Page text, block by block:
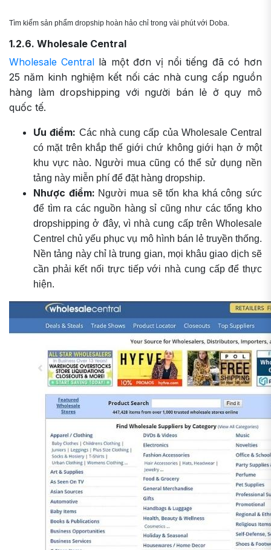
Tìm kiếm sản phẩm dropship hoàn hảo chỉ trong vài phút với Doba.
1.2.6. Wholesale Central
Wholesale Central là một đơn vị nổi tiếng đã có hơn
25 năm kinh nghiệm kết nối các nhà cung cấp nguồn
hàng làm dropshipping với người bán lẻ ở quy mô
quốc tế.
Ưu điểm: Các nhà cung cấp của Wholesale Central
có mặt trên khắp thế giới chứ không giới hạn ở một
khu vực nào. Người mua cũng có thể sử dụng nền
tảng này miễn phí để đặt hàng dropship.
Nhược điểm: Người mua sẽ tốn kha khá công sức
để tìm ra các nguồn hàng sỉ cũng như các tổng kho
dropshipping ở đây, vì nhà cung cấp trên Wholesale
Centrel chủ yếu phục vụ mô hình bán lẻ truyền thống.
Nền tảng này chỉ là trung gian, mọi khâu giao dịch sẽ
cần phải kết nối trực tiếp với nhà cung cấp để thực
hiện.